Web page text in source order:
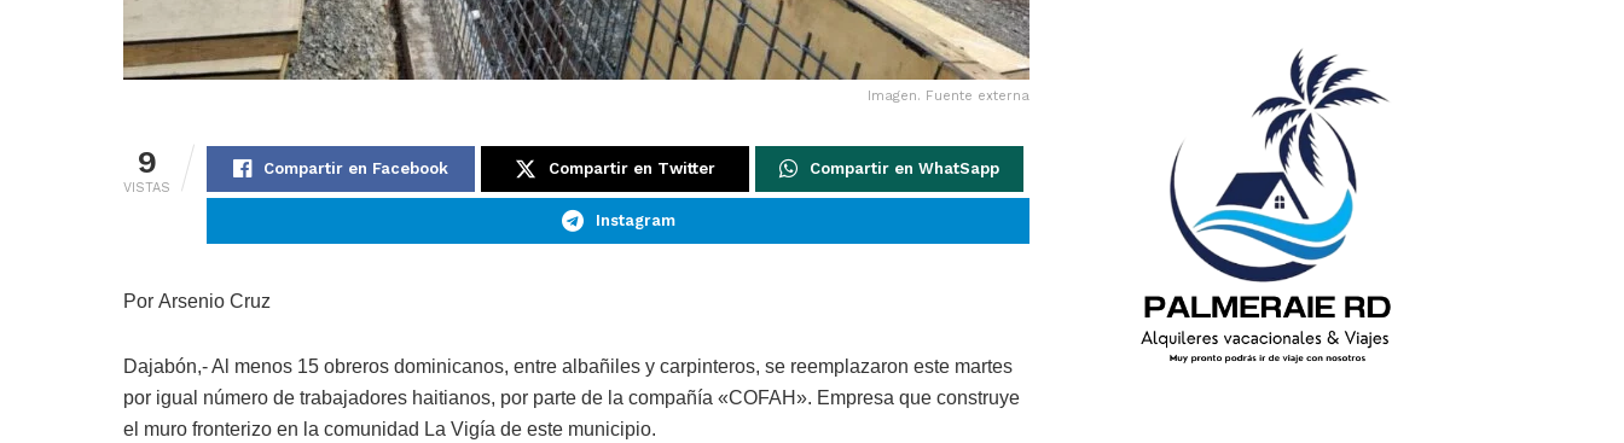
Imagen. Fuente externa
9
VISTAS
Compartir en Facebook Compartir en Twitter Compartir en WhatSapp
Instagram
Por Arsenio Cruz
Dajabón,- Al menos 15 obreros dominicanos, entre albañiles y carpinteros, se reemplazaron este martes
por igual número de trabajadores haitianos, por parte de la compañía «COFAH». Empresa que construye
el muro fronterizo en la comunidad La Vigía de este municipio.